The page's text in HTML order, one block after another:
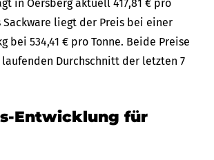
in Oersberg aktuell 417,81 € pro
Sackware liegt der Preis bei einer
bei 534,41 € pro Tonne. Beide Preise
Durchschnitt der letzten 7
Entwicklung für